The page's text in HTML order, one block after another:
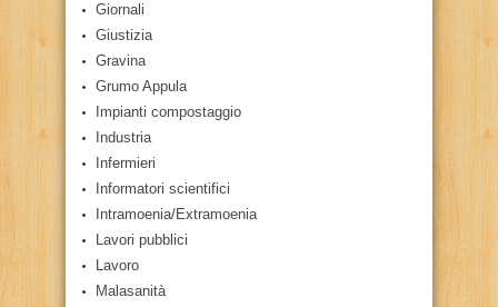
Giornali
Giustizia
Gravina
Grumo Appula
Impianti compostaggio
Industria
Infermieri
Informatori scientifici
Intramoenia/Extramoenia
Lavori pubblici
Lavoro
Malasanità